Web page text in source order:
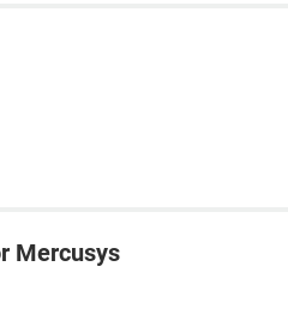
Mercusys